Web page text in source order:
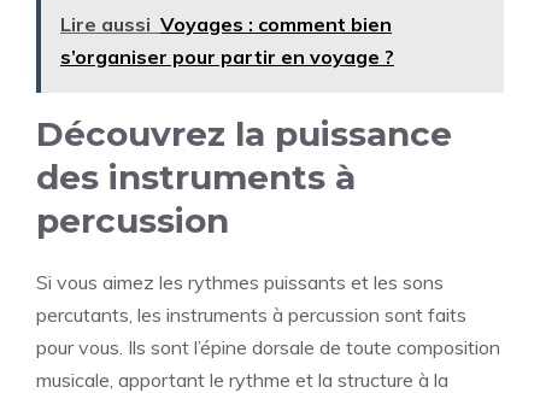
Lire aussi Voyages : comment bien
s’organiser pour partir en voyage ?
Découvrez la puissance
des instruments à
percussion
Si vous aimez les rythmes puissants et les sons
percutants, les instruments à percussion sont faits
pour vous. Ils sont l’épine dorsale de toute composition
musicale, apportant le rythme et la structure à la